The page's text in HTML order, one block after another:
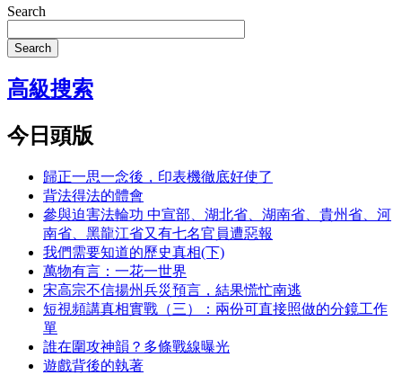
Search
Search
高級搜索
今日頭版
歸正一思一念後，印表機徹底好使了
背法得法的體會
參與迫害法輪功 中宣部、湖北省、湖南省、貴州省、河
南省、黑龍江省又有七名官員遭惡報
我們需要知道的歷史真相(下)
萬物有言：一花一世界
宋高宗不信揚州兵災預言，結果慌忙南逃
短視頻講真相實戰（三）：兩份可直接照做的分鏡工作
單
誰在圍攻神韻？多條戰線曝光
遊戲背後的執著